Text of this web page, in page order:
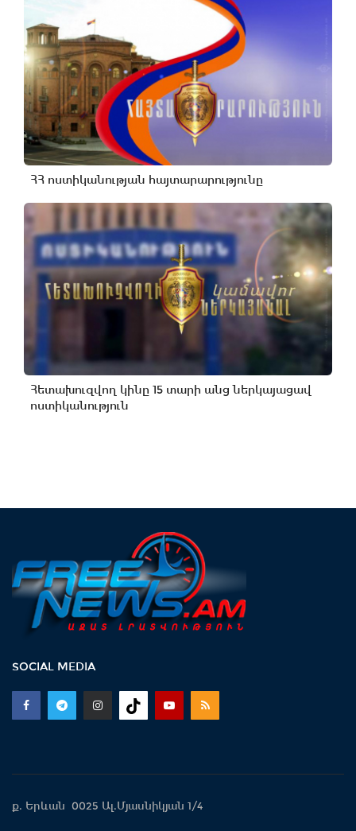
ՀՀ ոստիկանության հայտարարությունը
Հետախուզվող կինը 15 տարի անց ներկայացավ
ոստիկանություն
SOCIAL MEDIA
ք. Երևան 0025 Ալ.Մյասնիկյան 1/4